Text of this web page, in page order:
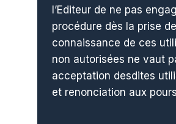
l’Editeur de ne pas
procédure dès la prise de
connaissance de ces
non autorisées ne vaut
acceptation desdites
et renonciation aux